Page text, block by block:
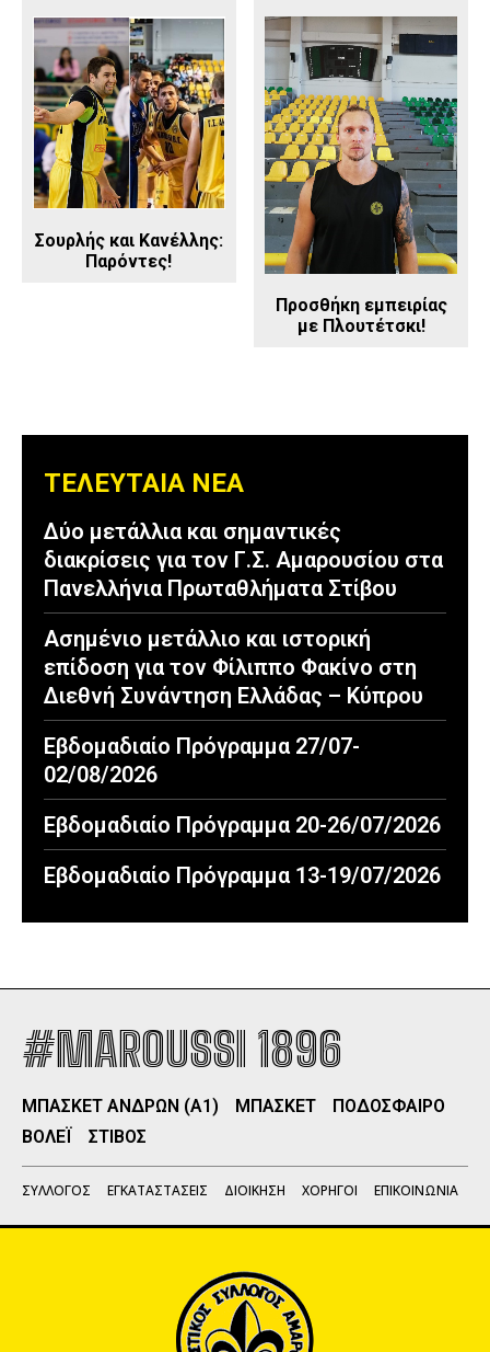
Σουρλής και Κανέλλης:
Παρόντες!
Προσθήκη εμπειρίας
με Πλουτέτσκι!
ΤΕΛΕΥΤΑΙΑ ΝΕΑ
Δύο μετάλλια και σημαντικές
διακρίσεις για τον Γ.Σ. Αμαρουσίου στα
Πανελλήνια Πρωταθλήματα Στίβου
Ασημένιο μετάλλιο και ιστορική
επίδοση για τον Φίλιππο Φακίνο στη
Διεθνή Συνάντηση Ελλάδας – Κύπρου
Εβδομαδιαίο Πρόγραμμα 27/07-
02/08/2026
Εβδομαδιαίο Πρόγραμμα 20-26/07/2026
Εβδομαδιαίο Πρόγραμμα 13-19/07/2026
#MAROUSSI 1896
ΜΠΑΣΚΕΤ ΑΝΔΡΩΝ (Α1) ΜΠΑΣΚΕΤ
ΠΟΔΟΣΦΑΙΡΟ
ΒΟΛΕΪ
ΣΤΙΒΟΣ
ΣΥΛΛΟΓΟΣ ΕΓΚΑΤΑΣΤΑΣΕΙΣ ΔΙΟΙΚΗΣΗ ΧΟΡΗΓΟΙ ΕΠΙΚΟΙΝΩΝΙΑ